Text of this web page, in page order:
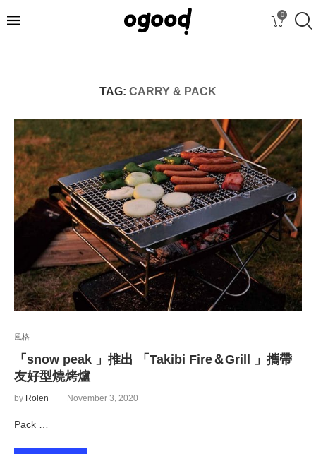
0
TAG: CARRY & PACK
風格
「snow peak 」推出 「Takibi Fire＆Grill 」攜帶
友好型燒烤爐
by Rolen November 3, 2020
Pack …